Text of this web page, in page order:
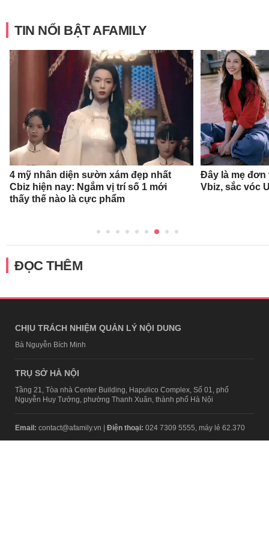
TIN NỔI BẬT AFAMILY
4 mỹ nhân diện sườn xám đẹp nhất
Cbiz hiện nay: Ngắm vị trí số 1 mới
thấy thế nào là cực phẩm
Đây là mẹ đơn
Vbiz, sắc vóc
ĐỌC THÊM
CHỊU TRÁCH NHIỆM QUẢN LÝ NỘI DUNG
Bà Nguyễn Bích Minh
TRỤ SỞ HÀ NỘI
Tầng 21, Tòa nhà Center Building, Hapulico Complex, Số 01, phố
Nguyễn Huy Tưởng, phường Thanh Xuân, thành phố Hà Nội
Email: contact@afamily.vn | Điện thoại: 024 7309 5555, máy lẻ 62.370